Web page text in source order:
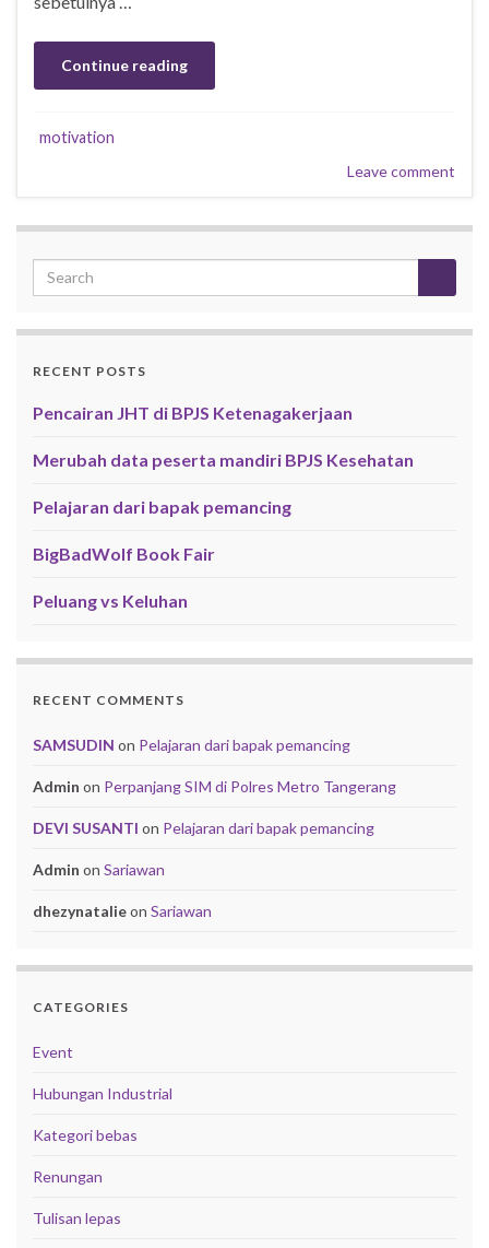
Continue reading
motivation
Leave comment
RECENT POSTS
Pencairan JHT di BPJS Ketenagakerjaan
Merubah data peserta mandiri BPJS Kesehatan
Pelajaran dari bapak pemancing
BigBadWolf Book Fair
Peluang vs Keluhan
RECENT COMMENTS
SAMSUDIN on Pelajaran dari bapak pemancing
Admin on Perpanjang SIM di Polres Metro Tangerang
DEVI SUSANTI on Pelajaran dari bapak pemancing
Admin on Sariawan
dhezynatalieon Sariawan
CATEGORIES
Event
Hubungan Industrial
Kategori bebas
Renungan
Tulisan lepas